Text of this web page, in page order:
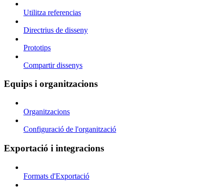
Utilitza referencias
Directrius de disseny
Prototips
Compartir dissenys
Equips i organitzacions
Organitzacions
Configuració de l'organització
Exportació i integracions
Formats d'Exportació